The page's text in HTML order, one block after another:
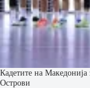
Кадетите на
Острови